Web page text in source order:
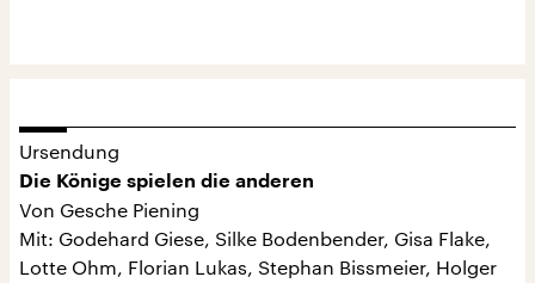
Ursendung
Die Könige spielen die anderen
Von Gesche Piening
Mit: Godehard Giese, Silke Bodenbender, Gisa Flake,
Lotte Ohm, Florian Lukas, Stephan Bissmeier, Holger